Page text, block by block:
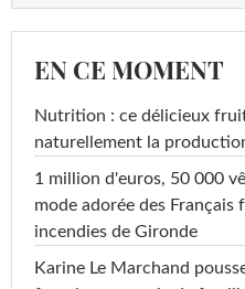
EN CE MOMENT
Nutrition : ce délicieux
naturellement la
1 million d'euros, 50 000
mode adorée des
incendies de Gironde
Karine Le Marchand